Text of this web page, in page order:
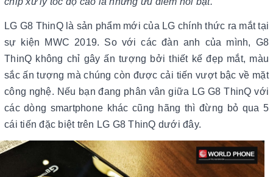
LG G8 ThinQ là sản phẩm mới của LG chính thức ra mắt tại
sự kiện MWC 2019. So với các đàn anh của mình, G8
ThinQ không chỉ gây ấn tượng bởi thiết kế đẹp mắt, màu
sắc ấn tượng mà chúng còn được cải tiến vượt bậc về mặt
công nghệ. Nếu bạn đang phân vân giữa LG G8 ThinQ với
các dòng smartphone khác cũng hãng thì đừng bỏ qua 5
cái tiến đặc biệt trên LG G8 ThinQ dưới đây.